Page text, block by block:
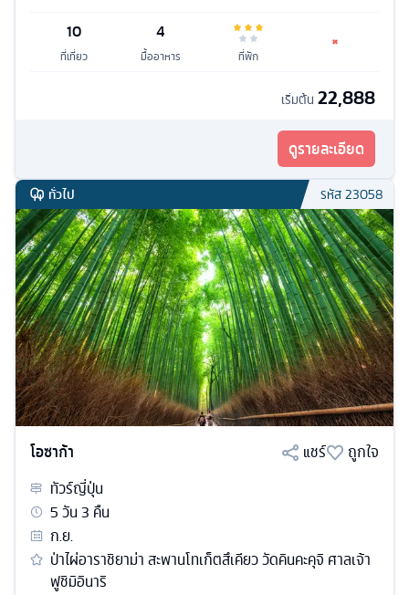
10
ที่เที่ยว
4
มื้ออาหาร ที่พัก
เริ่มต้น 22,888
ดูรายละเอียด
ทั่วไป รหัส23058
โอซาก้า แชร์
ถูกใจ
ทัวร์ญี่ปุ่น
5วัน3 คืน
ก.ย.
ป่าไผ่อาราชิยาม่า สะพานโทเก็ตสึเคียว วัดคินคะคุจิ ศาลเจ้า
ฟูชิมิอินาริ